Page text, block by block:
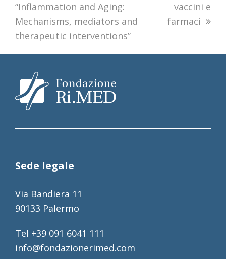
“Inflammation and Aging:
Mechanisms, mediators and
therapeutic interventions”
vaccini e
farmaci
Sede legale
Via Bandiera 11
90133 Palermo
Tel +39 091 6041 111
info@fondazionerimed.com